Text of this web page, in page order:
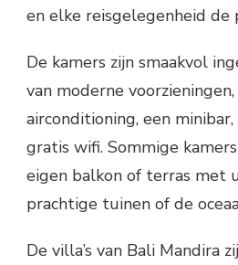
en elke reisgelegenheid de
De kamers zijn smaakvol
van moderne voorzieningen,
airconditioning, een
gratis wifi. Sommige
eigen balkon of terras met
prachtige tuinen of de
De villa’s van Bali Mandira